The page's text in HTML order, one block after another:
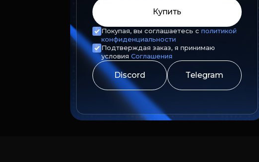
Купить
Покупая, вы соглашаетесь с политикой
конфиденциальности
Подтверждая заказ, я принимаю
условия Соглашения
Discord Telegram